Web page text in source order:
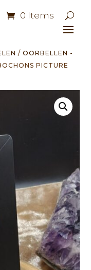
0 Items
/OORBELLEN -
PICTURE